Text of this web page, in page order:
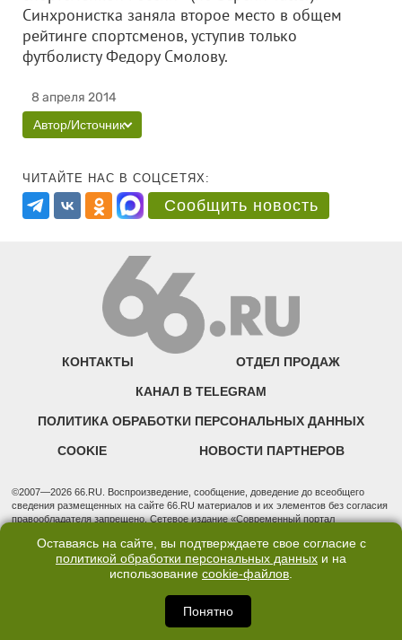
Синхронистка заняла второе место в общем
рейтинге спортсменов, уступив только
футболисту Федору Смолову.
8 апреля 2014
Автор/Источник
ЧИТАЙТЕ НАС В СОЦСЕТЯХ:
Сообщить новость
КОНТАКТЫ ОТДЕЛ ПРОДАЖ
КАНАЛ В TELEGRAM
ПОЛИТИКА ОБРАБОТКИ ПЕРСОНАЛЬНЫХ ДАННЫХ
COOKIE НОВОСТИ ПАРТНЕРОВ
©2007—2026 66.RU. Воспроизведение, сообщение, доведение до всеобщего
сведения размещенных на сайте 66.RU материалов и их элементов без согласия
правообладателя запрещено. Сетевое издание «Современный портал
надзору в сфере связи, информационных технологий и массовых коммуникаций
(Роскомнадзор). Регистрационный номер ЭЛ № ФС 77 - 76634 от 02.09.2019
Учредитель: Общество с ограниченной ответственностью "66.ру". Юридический
3, оф. 7015 Фактический адрес редакции и отдела продаж: 620014, Свердловская
обл., г. Екатеринбург, ул. Бориса Ельцина, д. 3, оф. 7015, +7 (343) 288-50-66
info@news.66.ru Главный редактор: Шлыков Дмитрий Владимирович
Оставаясь на сайте, вы подтверждаете свое согласие с
политикой обработки персональных данных и на
использование cookie-файлов.
Понятно